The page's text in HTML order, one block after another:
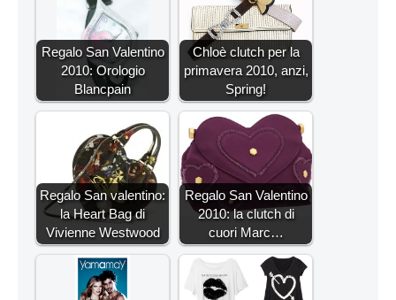
Regalo San Valentino
2010: Orologio
Blancpain
Chloè clutch per la
primavera 2010, anzi,
Spring!
Regalo San valentino:
la Heart Bag di
Vivienne Westwood
Regalo San Valentino
2010: la clutch di
cuori Marc…